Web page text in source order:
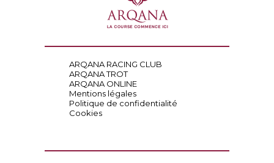
ARQANA RACING CLUB
ARQANA TROT
ARQANA ONLINE
Mentions légales
Politique de confidentialité
Cookies